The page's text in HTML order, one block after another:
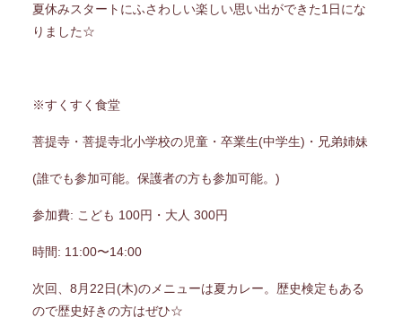
夏休みスタートにふさわしい楽しい思い出ができた1日にな
りました☆
※すくすく食堂
菩提寺・菩提寺北小学校の児童・卒業生(中学生)・兄弟姉妹
(誰でも参加可能。保護者の方も参加可能。)
参加費: こども 100円・大人 300円
時間: 11:00〜14:00
次回、8月22日(木)のメニューは夏カレー。歴史検定もある
ので歴史好きの方はぜひ☆